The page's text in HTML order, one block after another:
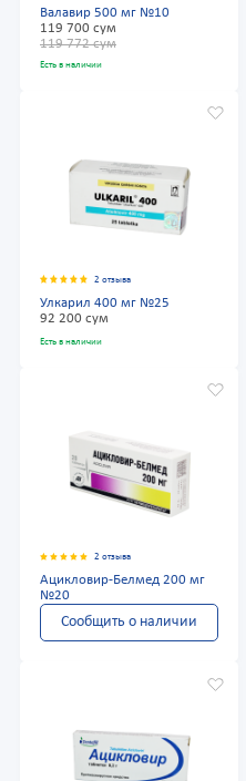
Валавир 500 мг №10
119 700 сум
119 772 сум
Есть в наличии
2 отзыва
Улкарил 400 мг №25
92 200 сум
Есть в наличии
2 отзыва
Ацикловир-Белмед 200 мг
№20
Сообщить о наличии